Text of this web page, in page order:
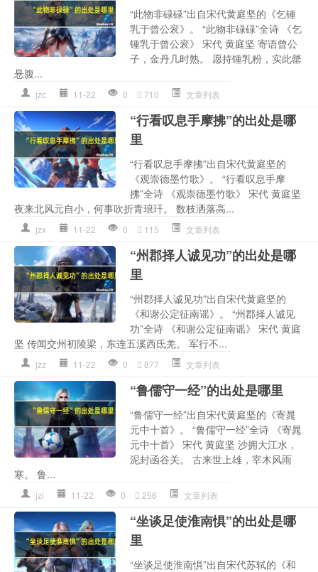
“此物非碌碌”出自宋代黄庭坚的《乞锺
乳于曾公衮》。 “此物非碌碌”全诗 《乞
锺乳于曾公衮》 宋代 黄庭坚 寄语曾公
子，金丹几时熟。 愿持锺乳粉，实此罄
悬腹...
jzc 11-22 0 710 文章列表
“行看叹息手摩拂”的出处是哪
里
“行看叹息手摩拂”出自宋代黄庭坚的
《观崇德墨竹歌》。 “行看叹息手摩
拂”全诗 《观崇德墨竹歌》 宋代 黄庭坚
夜来北风元自小，何事吹折青琅玕。 数枝洒落高...
jzx 11-22 0 115 文章列表
“州郡择人诚见功”的出处是哪
里
“州郡择人诚见功”出自宋代黄庭坚的
《和谢公定征南谣》。 “州郡择人诚见
功”全诗 《和谢公定征南谣》 宋代 黄庭
坚 传闻交州初陵梁，东连五溪西氐羌。 军行不...
jzz 11-22 0 877 文章列表
“鲁儒守一经”的出处是哪里
“鲁儒守一经”出自宋代黄庭坚的《寄晁
元中十首》。 “鲁儒守一经”全诗 《寄晁
元中十首》 宋代 黄庭坚 沙拥大江水，
泥封函谷关。 古来世上雄，宰木风雨
寒。 鲁...
jzl 11-22 0 256 文章列表
“坐谈足使淮南惧”的出处是哪
里
“坐谈足使淮南惧”出自宋代苏轼的《和